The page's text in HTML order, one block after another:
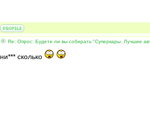
Re: Опрос: Будете ли вы собирать "Суперкары. Лучшие
ни*** сколько